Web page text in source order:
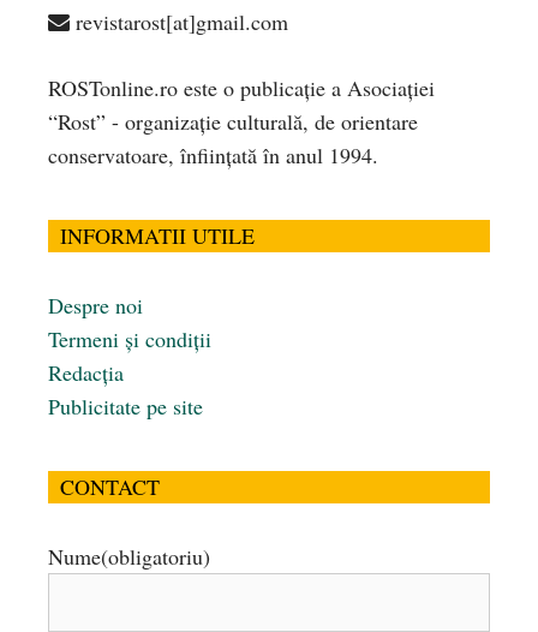
revistarost[at]gmail.com
ROSTonline.ro este o publicaţie a Asociaţiei
“Rost” - organizaţie culturală, de orientare
conservatoare, înfiinţată în anul 1994.
INFORMATII UTILE
Despre noi
Termeni și condiții
Redacția
Publicitate pe site
CONTACT
Nume(obligatoriu)